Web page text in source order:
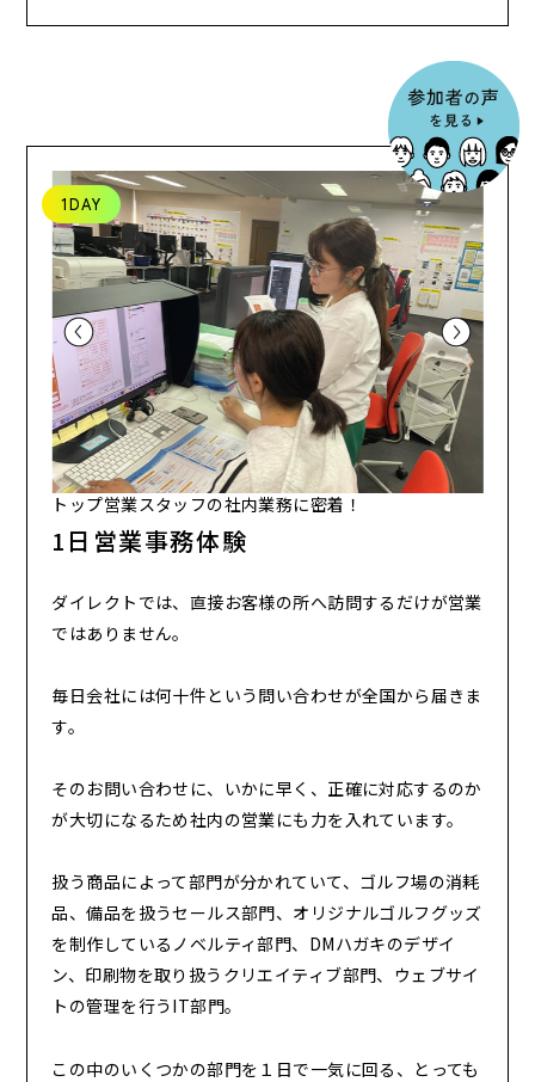
1DAY
トップ営業スタッフの社内業務に密着！
1日営業事務体験
ダイレクトでは、直接お客様の所へ訪問するだけが営業
ではありません。
毎日会社には何十件という問い合わせが全国から届きま
す。
そのお問い合わせに、いかに早く、正確に対応するのか
が大切になるため社内の営業にも力を入れています。
扱う商品によって部門が分かれていて、ゴルフ場の消耗
品、備品を扱うセールス部門、オリジナルゴルフグッズ
を制作しているノベルティ部門、DMハガキのデザイ
ン、印刷物を取り扱うクリエイティブ部門、ウェブサイ
トの管理を行うIT部門。
この中のいくつかの部門を１日で一気に回る、とっても